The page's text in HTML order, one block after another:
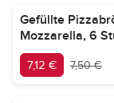
Gefüllte
Mozzarella, 6
7,12 € 7,50 €